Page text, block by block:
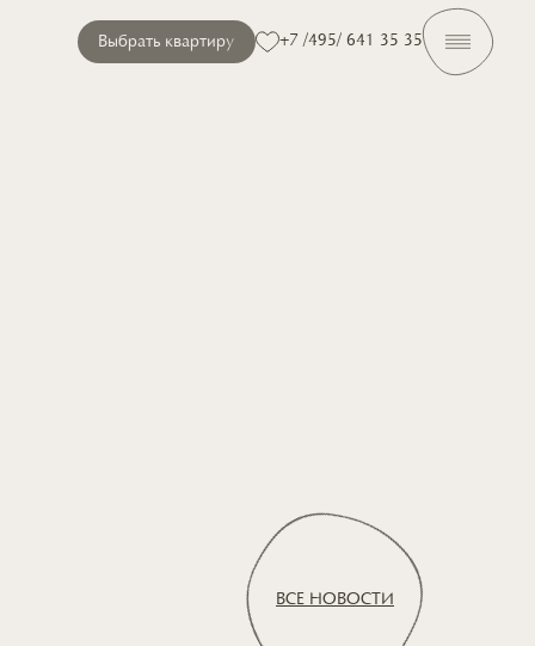
Выбрать квартиру +7 /495/ 641 35 35
ВСЕ НОВОСТИ